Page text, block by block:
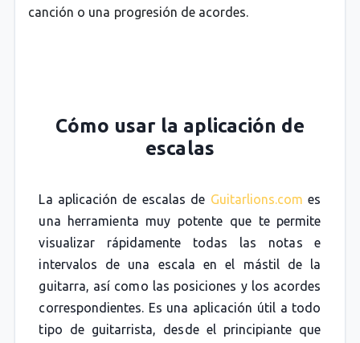
canción o una progresión de acordes.
Cómo usar la aplicación de
escalas
La aplicación de escalas de Guitarlions.com es
una herramienta muy potente que te permite
visualizar rápidamente todas las notas e
intervalos de una escala en el mástil de la
guitarra, así como las posiciones y los acordes
correspondientes. Es una aplicación útil a todo
tipo de guitarrista, desde el principiante que